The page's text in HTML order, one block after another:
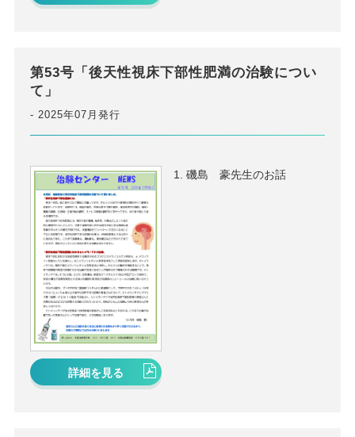
第53号「後天性視床下部性肥満の治験につい
て」
2025年07月発行
詳細を見る
磯島 豪先生のお話